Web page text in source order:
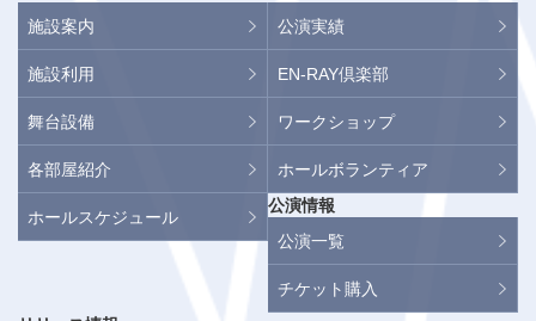
施設案内
施設利用
舞台設備
各部屋紹介
ホールスケジュール
公演実績
EN-RAY倶楽部
ワークショップ
ホールボランティア
公演情報
公演一覧
チケット購入